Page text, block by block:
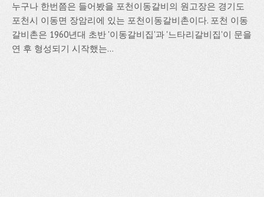
누구나 한번쯤은 들어봤을 포천이동갈비의 원고장은 경기도
포천시 이동면 장암리에 있는 포천이동갈비촌이다. 포천 이동
갈비촌은 1960년대 초반 '이동갈비집'과 '느타리갈비집'이 문을
연 후 형성되기 시작했는...